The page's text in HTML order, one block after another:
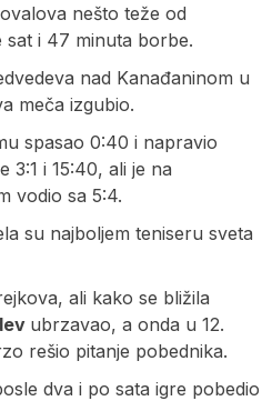
nešto teže od
sat i 47 minuta borbe.
nad Kanađaninom u
meča izgubio.
spasao 0:40 i napravio
3:1 i 15:40, ali je na
vodio sa 5:4.
su najboljem teniseru sveta
ali kako se bližila
ubrzavao, a onda u 12.
rešio pitanje pobednika.
dva i po sata igre pobedio